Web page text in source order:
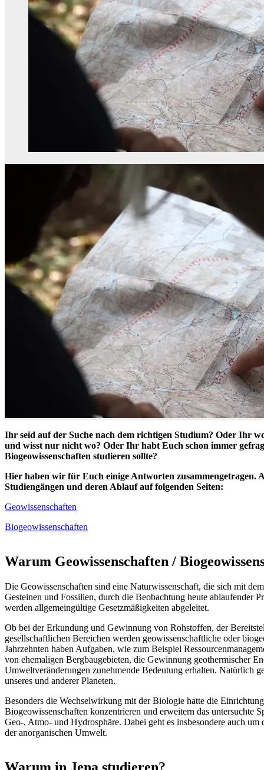
Ihr seid auf der Suche nach dem richtigen Studium? Oder Ihr
und wisst nur nicht wo? Oder Ihr habt Euch schon immer
Biogeowissenschaften studieren sollte?
Hier haben wir für Euch einige Antworten
Studiengängen und deren Ablauf auf folgenden Seiten:
Geowissenschaften
Biogeowissenschaften
Warum Geowissenschaften /
Die Geowissenschaften sind eine Naturwissenschaft, die sich mit
Gesteinen und Fossilien, durch die Beobachtung heute ablaufender
werden allgemeingültige Gesetzmäßigkeiten abgeleitet.
Ob bei der Erkundung und Gewinnung von Rohstoffen, der
gesellschaftlichen Bereichen werden geowissenschaftliche oder
Jahrzehnten haben Aufgaben, wie zum Beispiel
von ehemaligen Bergbaugebieten, die Gewinnung geothermischer
Umweltveränderungen zunehmende Bedeutung erhalten. Natürlich
unseres und anderer Planeten.
Besonders die Wechselwirkung mit der Biologie hatte die
Biogeowissenschaften konzentrieren und erweitern das untersuchte
Geo-, Atmo- und Hydrosphäre. Dabei geht es insbesondere auch
der anorganischen Umwelt.
Warum in Jena studieren?